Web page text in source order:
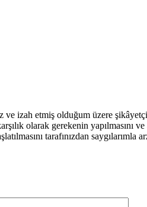
ve izah etmiş olduğum üzere
olarak gerekenin yapılmasını
tarafınızdan